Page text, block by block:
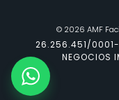
© 2026 AMF
26.256.451/0001-
NEGOCIOS